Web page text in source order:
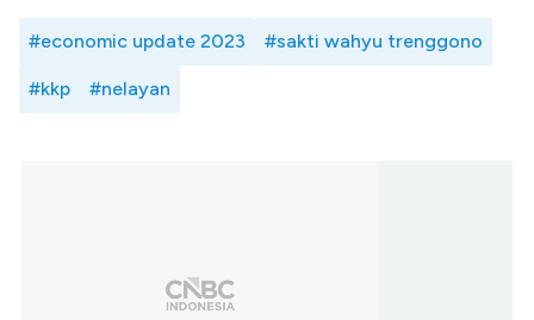
#economic update 2023 #sakti wahyu trenggono
#kkp #nelayan